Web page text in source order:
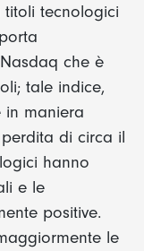
tecnologici
che è
tale indice,
in maniera
di circa il
hanno
e le
positive.
le